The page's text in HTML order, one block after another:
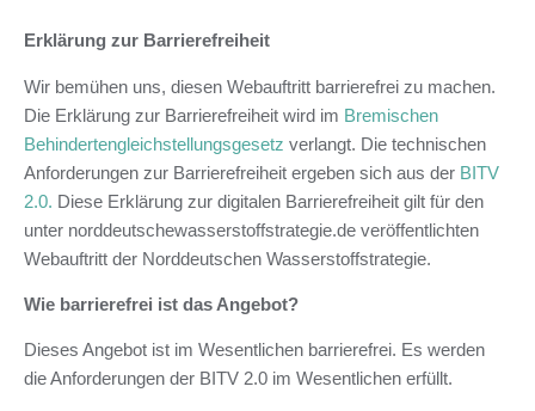
Erklärung zur Barrierefreiheit
Wir bemühen uns, diesen Webauftritt barrierefrei zu machen.
Die Erklärung zur Barrierefreiheit wird im Bremischen
Behindertengleichstellungsgesetz verlangt. Die technischen
Anforderungen zur Barrierefreiheit ergeben sich aus der BITV
2.0. Diese Erklärung zur digitalen Barrierefreiheit gilt für den
unter norddeutschewasserstoffstrategie.de veröffentlichten
Webauftritt der Norddeutschen Wasserstoffstrategie.
Wie barrierefrei ist das Angebot?
Dieses Angebot ist im Wesentlichen barrierefrei. Es werden
die Anforderungen der BITV 2.0 im Wesentlichen erfüllt.